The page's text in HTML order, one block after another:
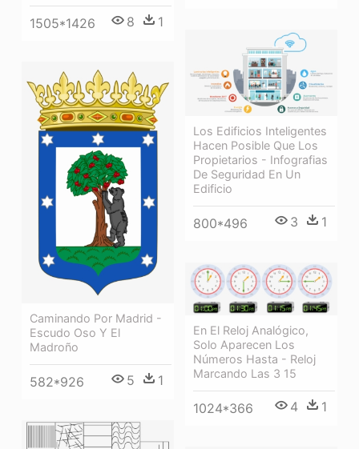
1505*1426 8 1
Los Edificios Inteligentes
Hacen Posible Que Los
Propietarios - Infografias
De Seguridad En Un
Edificio
800*496 3 1
Caminando Por Madrid -
Escudo Oso Y El
Madroño
582*926 5 1
En El Reloj Analógico,
Solo Aparecen Los
Números Hasta - Reloj
Marcando Las 3 15
1024*366 4 1